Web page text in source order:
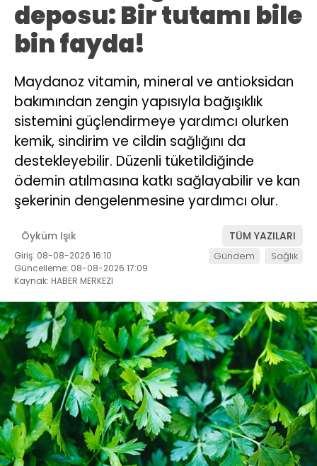
deposu: Bir tutamı bile
bin fayda!
Maydanoz vitamin, mineral ve antioksidan
bakımından zengin yapısıyla bağışıklık
sistemini güçlendirmeye yardımcı olurken
kemik, sindirim ve cildin sağlığını da
destekleyebilir. Düzenli tüketildiğinde
ödemin atılmasına katkı sağlayabilir ve kan
şekerinin dengelenmesine yardımcı olur.
Öyküm Işık TÜM YAZILARI
Giriş: 08-08-2026 16:10
Güncelleme: 08-08-2026 17:09
Kaynak: HABER MERKEZI
Gündem Sağlık